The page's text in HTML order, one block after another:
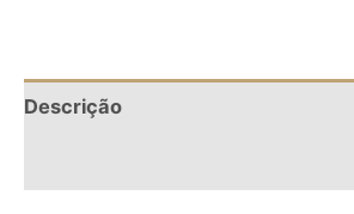
Descrição